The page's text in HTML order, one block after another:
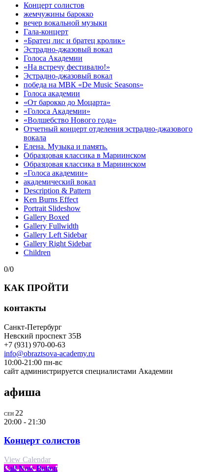
Концерт солистов
жемчужины барокко
вечер вокальной музыки
Гала-концерт
«Братец лис и братец кролик»
Эстрадно-джазовый вокал
Голоса Академии
«На встречу фестивалю!»
Эстрадно-джазовый вокал
победа на МВК «De Music Seasons»
Голоса академии
«От барокко до Моцарта»
«Голоса Академии»
«Волшебство Нового года»
Отчетный концерт отделения эстрадно-джазового
вокала
Елена. Музыка и память.
Образцовая классика в Мариинском
Образцовая классика в Мариинском
«Голоса академии»
академический вокал
Description & Pattern
Ken Burns Effect
Portrait Slideshow
Gallery Boxed
Gallery Fullwidth
Gallery Left Sidebar
Gallery Right Sidebar
Children
0/0
КАК ПРОЙТИ
контакты
Санкт-Петербург
Невский проспект 35В
+7 (931) 970-00-63
info@obraztsova-academy.ru
10:00-21:00 пн-вс
сайт администрируется специалистами Академии
афиша
СЕН 22
20:00 - 21:30
Концерт солистов
View Calendar
Call Now Button